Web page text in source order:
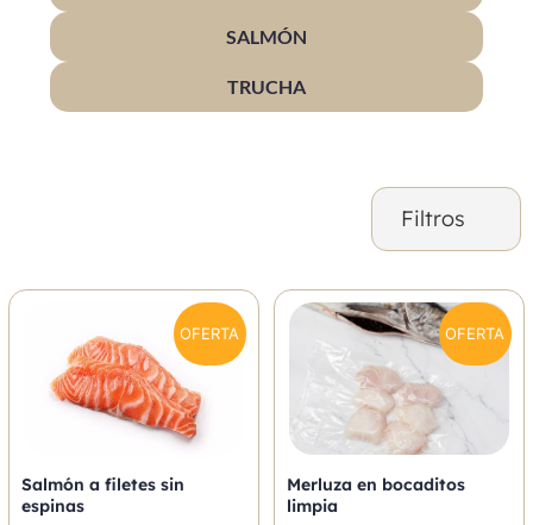
SALMÓN
TRUCHA
Filtros
OFERTA
Salmón a filetes sin
espinas
OFERTA
Merluza en bocaditos
limpia